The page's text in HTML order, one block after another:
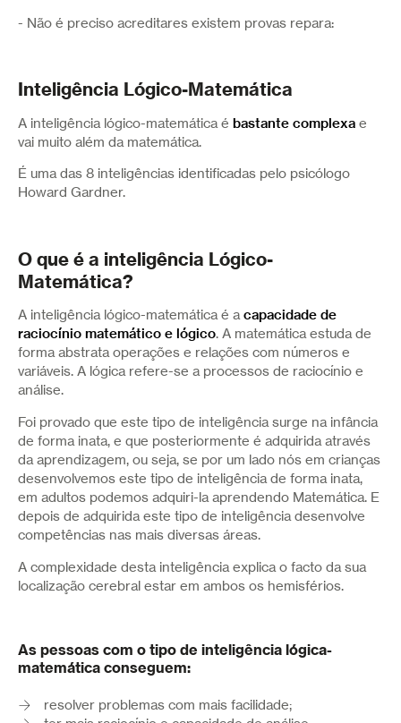
- Não é preciso acreditares existem provas repara:
Inteligência Lógico-Matemática
A inteligência lógico-matemática é bastante complexa e
vai muito além da matemática.
É uma das 8 inteligências identificadas pelo psicólogo
Howard Gardner.
O que é a inteligência Lógico-
Matemática?
A inteligência lógico-matemática é acapacidade de
raciocínio matemático e lógico. A matemática estuda de
forma abstrata operações e relações com números e
variáveis. A lógica refere-se a processos de raciocínio e
análise.
Foi provado que este tipo de inteligência surge na infância
de forma inata, e que posteriormente é adquirida através
da aprendizagem, ou seja, se por um lado nós em crianças
desenvolvemos este tipo de inteligência de forma inata,
em adultos podemos adquiri-la aprendendo Matemática. E
depois de adquirida este tipo de inteligência desenvolve
competências nas mais diversas áreas.
A complexidade desta inteligência explica o facto da sua
localização cerebral estar em ambos os hemisférios.
As pessoas com o tipo de inteligência lógica-
matemática conseguem:
resolver problemas com mais facilidade;